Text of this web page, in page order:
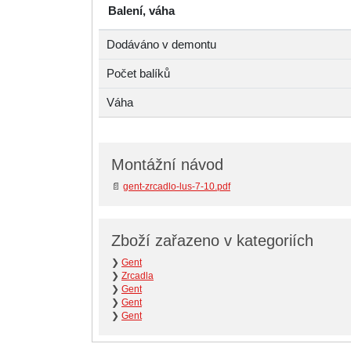
Balení, váha
Dodáváno v demontu
Počet balíků
Váha
Montážní návod
📄 gent-zrcadlo-lus-7-10.pdf
Zboží zařazeno v kategoriích
❯ Gent
❯ Zrcadla
❯ Gent
❯ Gent
❯ Gent